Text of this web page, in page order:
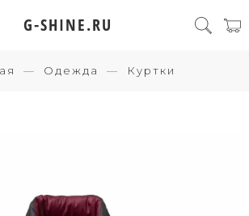
G-SHINE.RU
Одежда Куртки